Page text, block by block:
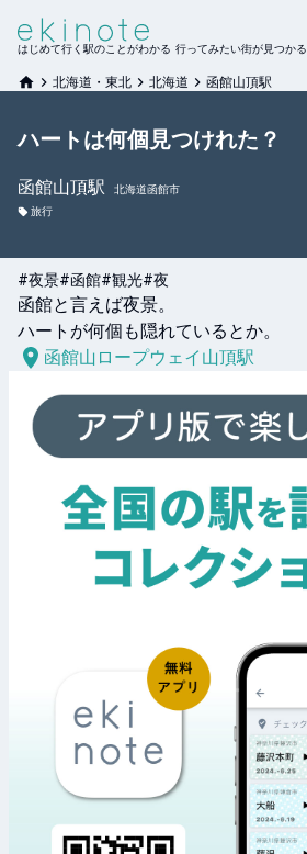
はじめて行く駅のことがわかる 行ってみたい街が見つかる
北海道・東北 北海道 函館山頂駅
ハートは何個見つけれた？
函館山頂駅
北海道函館市
旅行
#夜景#函館#観光#夜
函館と言えば夜景。
ハートが何個も隠れているとか。
函館山ロープウェイ山頂駅